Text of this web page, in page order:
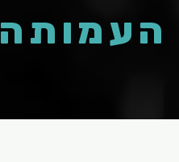
העמותה